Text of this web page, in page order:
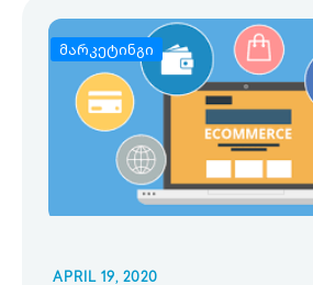
მარკეტინგი
APRIL 19, 2020